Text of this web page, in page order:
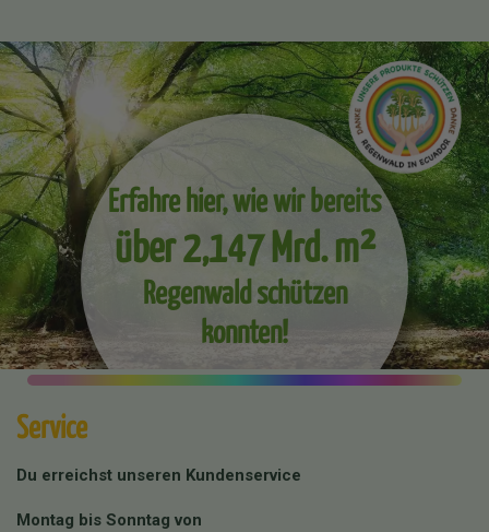
Erfahre hier, wie wir bereits
über 2,147 Mrd. m²
Regenwald schützen
konnten!
Service
Du erreichst unseren Kundenservice
Montag bis Sonntag von